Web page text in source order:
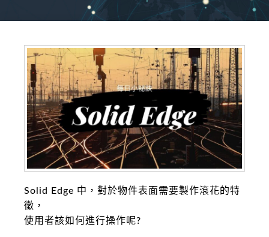
Solid Edge 中，對於物件表面需要製作滾花的特
徵，
使用者該如何進行操作呢?